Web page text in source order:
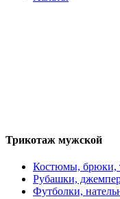
Трикотаж мужской
Костюмы, брюки,
Рубашки,
Футболки,